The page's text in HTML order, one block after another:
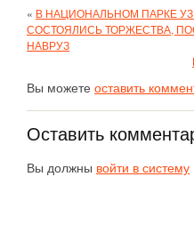
« В НАЦИОНАЛЬНОМ ПАРКЕ
СОСТОЯЛИСЬ ТОРЖЕСТВА,
НАВРУЗ
Вы можете оставить
Оставить
Вы должны войти в систему